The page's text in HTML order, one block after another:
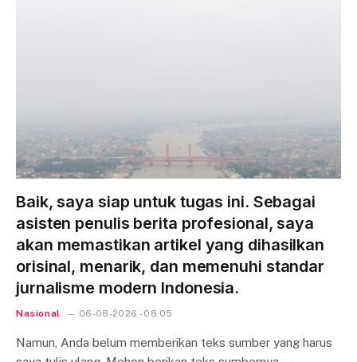
Baik, saya siap untuk tugas ini. Sebagai
asisten penulis berita profesional, saya
akan memastikan artikel yang dihasilkan
orisinal, menarik, dan memenuhi standar
jurnalisme modern Indonesia.
Nasional 06-08-2026 - 08.05
Namun, Anda belum memberikan teks sumber yang harus